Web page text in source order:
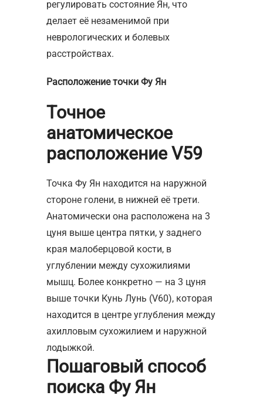
регулировать состояние Ян, что
делает её незаменимой при
неврологических и болевых
расстройствах.
Расположение точки Фу Ян
Точное
анатомическое
расположение V59
Точка Фу Ян находится на наружной
стороне голени, в нижней её трети.
Анатомически она расположена на 3
цуня выше центра пятки, у заднего
края малоберцовой кости, в
углублении между сухожилиями
мышц. Более конкретно — на 3 цуня
выше точки Кунь Лунь (V60), которая
находится в центре углубления между
ахилловым сухожилием и наружной
лодыжкой.
Пошаговый способ
поиска Фу Ян